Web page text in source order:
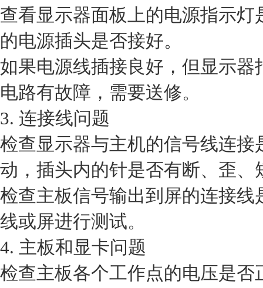
查看显示器面板上的电源指示
的电源插头是否接好。
如果电源线插接良好，但显示
电路有故障，需要送修。
3. 连接线问题
检查显示器与主机的信号线连
动，插头内的针是否有断、歪、
检查主板信号输出到屏的连接
线或屏进行测试。
4. 主板和显卡问题
检查主板各个工作点的电压是